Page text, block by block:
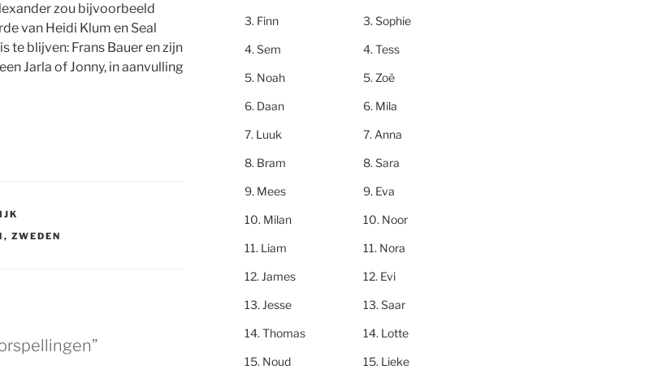
zou bijvoorbeeld
van Heidi Klum en Seal
te blijven: Frans Bauer en zijn
Jarla of Jonny, in aanvulling
, ZWEDEN
Finn
Sem
Noah
Daan
Luuk
Bram
Mees
Milan
Liam
James
Jesse
Thomas
Noud
Sophie
Tess
Zoë
Mila
Anna
Sara
Eva
Noor
Nora
Evi
Saar
Lotte
Lieke